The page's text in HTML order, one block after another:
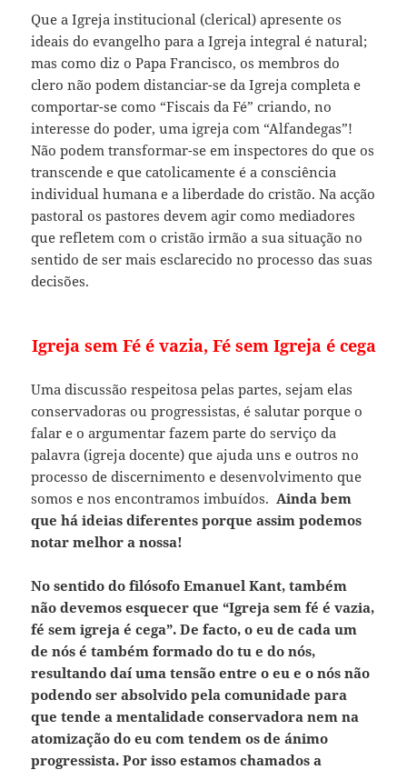
Que a Igreja institucional (clerical) apresente os
ideais do evangelho para a Igreja integral é natural;
mas como diz o Papa Francisco, os membros do
clero não podem distanciar-se da Igreja completa e
comportar-se como “Fiscais da Fé” criando, no
interesse do poder, uma igreja com “Alfandegas”!
Não podem transformar-se em inspectores do que os
transcende e que catolicamente é a consciência
individual humana e a liberdade do cristão. Na acção
pastoral os pastores devem agir como mediadores
que refletem com o cristão irmão a sua situação no
sentido de ser mais esclarecido no processo das suas
decisões.
Igreja sem Fé é vazia, Fé sem Igreja é cega
Uma discussão respeitosa pelas partes, sejam elas
conservadoras ou progressistas, é salutar porque o
falar e o argumentar fazem parte do serviço da
palavra (igreja docente) que ajuda uns e outros no
processo de discernimento e desenvolvimento que
somos e nos encontramos imbuídos. Ainda bem
que há ideias diferentes porque assim podemos
notar melhor a nossa!
No sentido do filósofo Emanuel Kant, também
não devemos esquecer que “Igreja sem fé é vazia,
fé sem igreja é cega”. De facto, o eu de cada um
de nós é também formado do tu e do nós,
resultando daí uma tensão entre o eu e o nós não
podendo ser absolvido pela comunidade para
que tende a mentalidade conservadora nem na
atomização do eu com tendem os de ánimo
progressista. Por isso estamos chamados a